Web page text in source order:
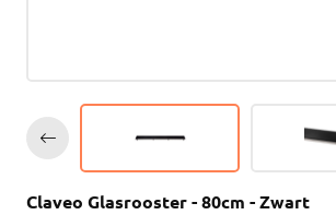
Claveo Glasrooster - 80cm - Zwart